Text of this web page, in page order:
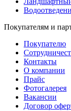
Покупателям и
Покупателю
Контакты
О компании
Прайс
Фотогалерея
Вакансии
Договор